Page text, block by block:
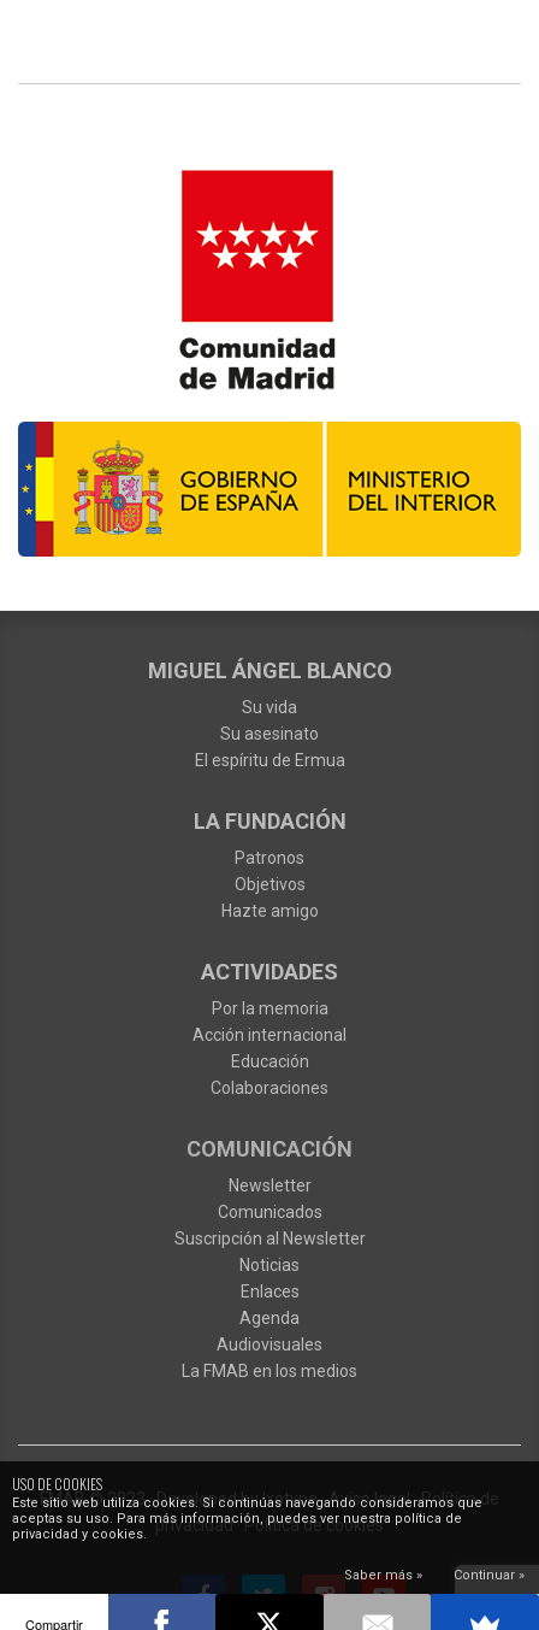
USO DE COOKIES
Este sitio web utiliza cookies. Si continúas navegando consideramos que
aceptas su uso. Para más información, puedes ver nuestra política de
privacidad y cookies.
Saber más » Continuar »
MIGUEL ÁNGEL BLANCO
Su vida
Su asesinato
El espíritu de Ermua
LA FUNDACIÓN
Patronos
Objetivos
Hazte amigo
ACTIVIDADES
Por la memoria
Acción internacional
Educación
Colaboraciones
COMUNICACIÓN
Newsletter
Comunicados
Suscripción al Newsletter
Noticias
Enlaces
Agenda
Audiovisuales
La FMAB en los medios
FMAB© 2023·Developed byIxotype·Aviso legal·Política de
privacidad·Política de cookies
Compartir